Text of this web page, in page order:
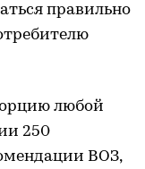
правильно
любой
250
ВОЗ,